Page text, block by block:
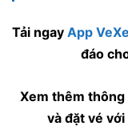
Tải ngay App
đáo
Xem thêm
và đặt vé